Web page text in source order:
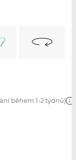
během 1-2 týdnů)